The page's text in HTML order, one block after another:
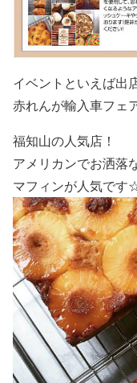
イベントといえば
赤れんが輸入車フェ
福知山の人気店！
アメリカンでお洒落
マフィンが人気で